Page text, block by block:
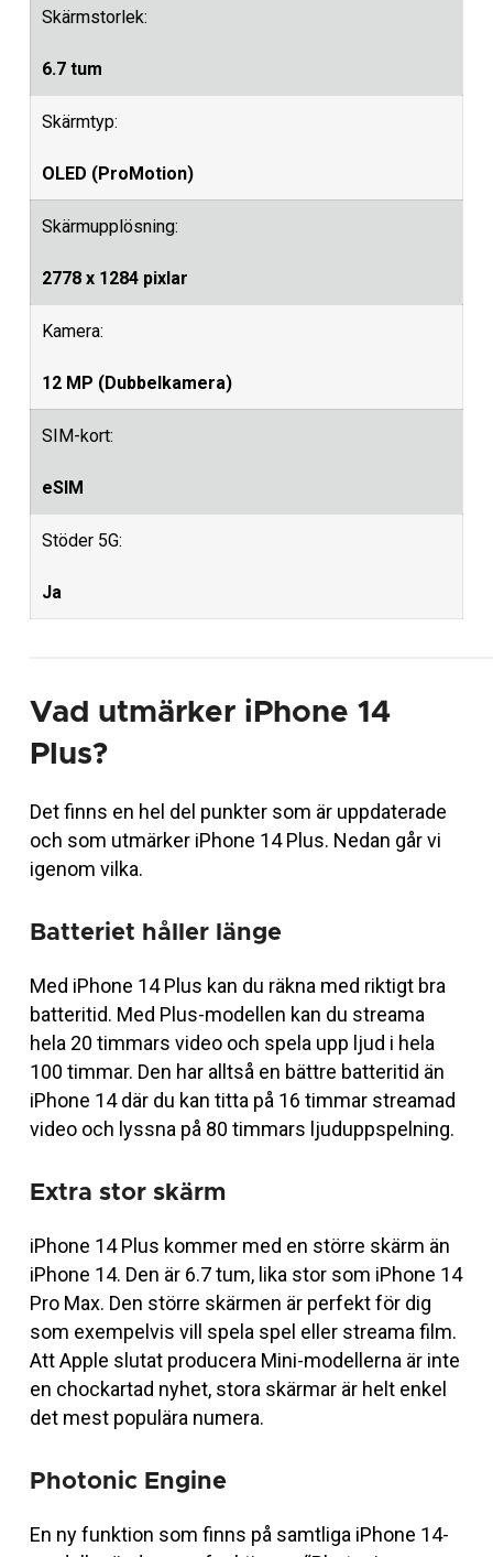
Skärmstorlek:
6.7 tum
Skärmtyp:
OLED (ProMotion)
Skärmupplösning:
2778 x 1284 pixlar
Kamera:
12 MP (Dubbelkamera)
SIM-kort:
eSIM
Stöder 5G:
Ja
Vad utmärker iPhone 14
Plus?
Det finns en hel del punkter som är uppdaterade
och som utmärker iPhone 14 Plus. Nedan går vi
igenom vilka.
Batteriet håller länge
Med iPhone 14 Plus kan du räkna med riktigt bra
batteritid. Med Plus-modellen kan du streama
hela 20 timmars video och spela upp ljud i hela
100 timmar. Den har alltså en bättre batteritid än
iPhone 14 där du kan titta på 16 timmar streamad
video och lyssna på 80 timmars ljuduppspelning.
Extra stor skärm
iPhone 14 Plus kommer med en större skärm än
iPhone 14. Den är 6.7 tum, lika stor som iPhone 14
Pro Max. Den större skärmen är perfekt för dig
som exempelvis vill spela spel eller streama film.
Att Apple slutat producera Mini-modellerna är inte
en chockartad nyhet, stora skärmar är helt enkel
det mest populära numera.
Photonic Engine
En ny funktion som finns på samtliga iPhone 14-